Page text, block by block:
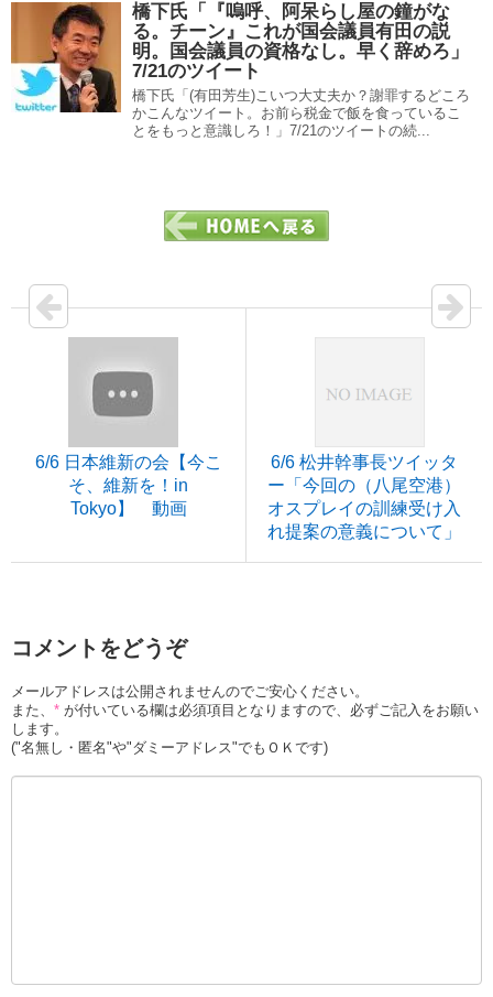
橋下氏「『嗚呼、阿呆らし屋の鐘がな
る。チーン』これが国会議員有田の説
明。国会議員の資格なし。早く辞めろ」
7/21のツイート
橋下氏「(有田芳生)こいつ大丈夫か？謝罪するどころ
かこんなツイート。お前ら税金で飯を食っているこ
とをもっと意識しろ！」7/21のツイートの続...
6/6 日本維新の会【今こ
そ、維新を！in
Tokyo】 動画
6/6 松井幹事長ツイッタ
ー「今回の（八尾空港）
オスプレイの訓練受け入
れ提案の意義について」
コメントをどうぞ
メールアドレスは公開されませんのでご安心ください。
また、 * が付いている欄は必須項目となりますので、必ずご記入をお願い
します。
("名無し・匿名"や"ダミーアドレス"でもＯＫです)